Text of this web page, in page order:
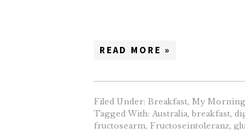
READ MORE »
Filed Under: Breakfast, My Morning
Tagged With: Australia, breakfast,
fructosearm, Fructoseintoleranz,